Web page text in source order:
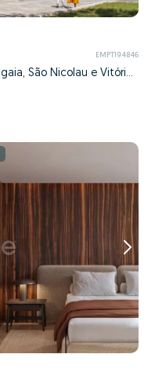
EMPT194846
Cedofeita, Santo Ildefonso, Sé, Miragaia, São Nicolau e Vitória, Porto, Porto